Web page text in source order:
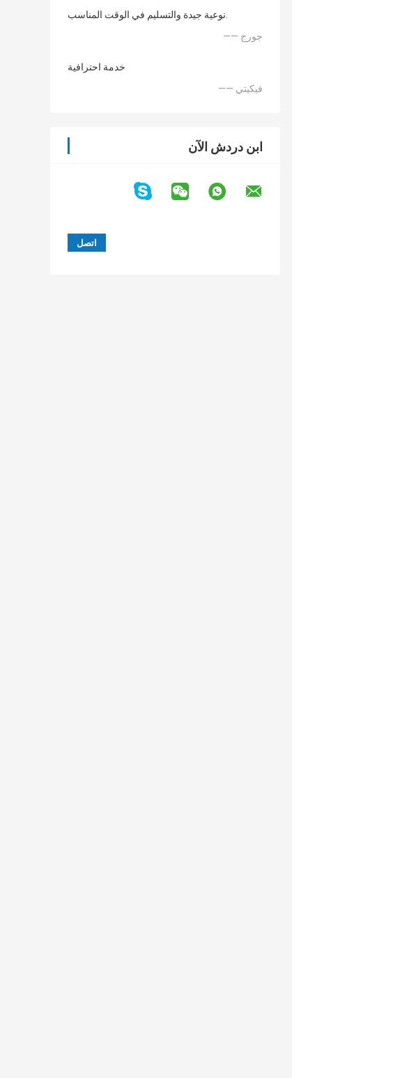
نوعية جيدة والتسليم في الوقت المناسب.
—— جورج
خدمة احترافية
—— فيكيتي
ابن دردش الآن